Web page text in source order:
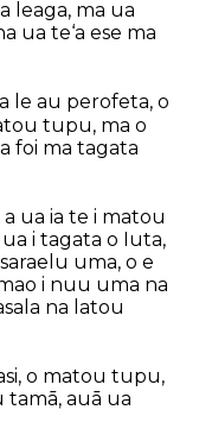
leaga, ma ua
ua te‘a ese ma
le au perofeta, o
tupu, ma o
foi ma tagata
ua ia te i matou
ua i tagata o Iuta,
uma, o e
i nuu uma na
na latou
o matou tupu,
tamā, auā ua